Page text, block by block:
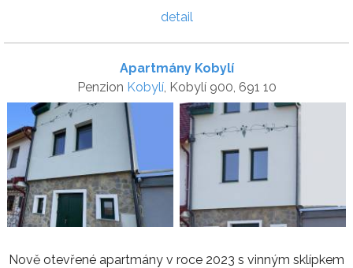
detail
Apartmány Kobylí
Penzion Kobylí, Kobylí 900, 691 10
Nově otevřené apartmány v roce 2023 s vinným sklípkem